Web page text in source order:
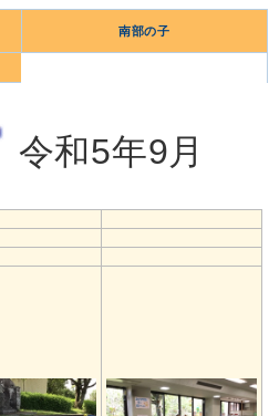
南部の子
令和5年9月